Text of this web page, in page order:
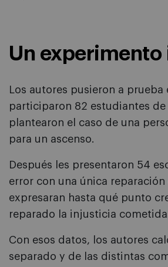
Un
Los autores pusieron a
participaron 82 estudiantes
plantearon el caso de una
para un ascenso.
Después les presentaron 54
error con una única
expresaran hasta qué punto
reparado la injusticia
Con esos datos, los autores
separado y de las distintas